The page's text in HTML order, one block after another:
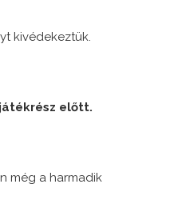
kivédekeztük.
előtt.
még a harmadik